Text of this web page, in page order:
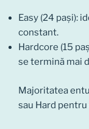
Easy (24 pași):
constant.
Hardcore (15
se termină mai
Majoritatea
sau Hard